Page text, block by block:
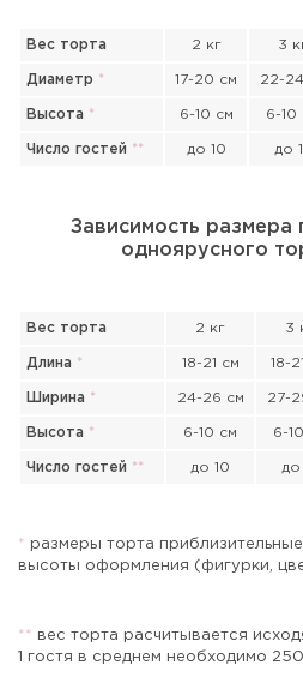
Вес торта 2 кг 3
Диаметр * 17-20 см 22-
Высота * 6-10 см 6-10
Число гостей ** до 10 до
Зависимость размера
одноярусного
Вес торта 2 кг 3
Длина * 18-21 см 18-
Ширина * 24-26 см 27-
Высота * 6-10 см 6-
Число гостей ** до 10 до
*
размеры торта
высоты оформления (фигурки,
* *
вес торта расчитывается
1 гостя в среднем необходимо
Прикрепить файл или
Отправить